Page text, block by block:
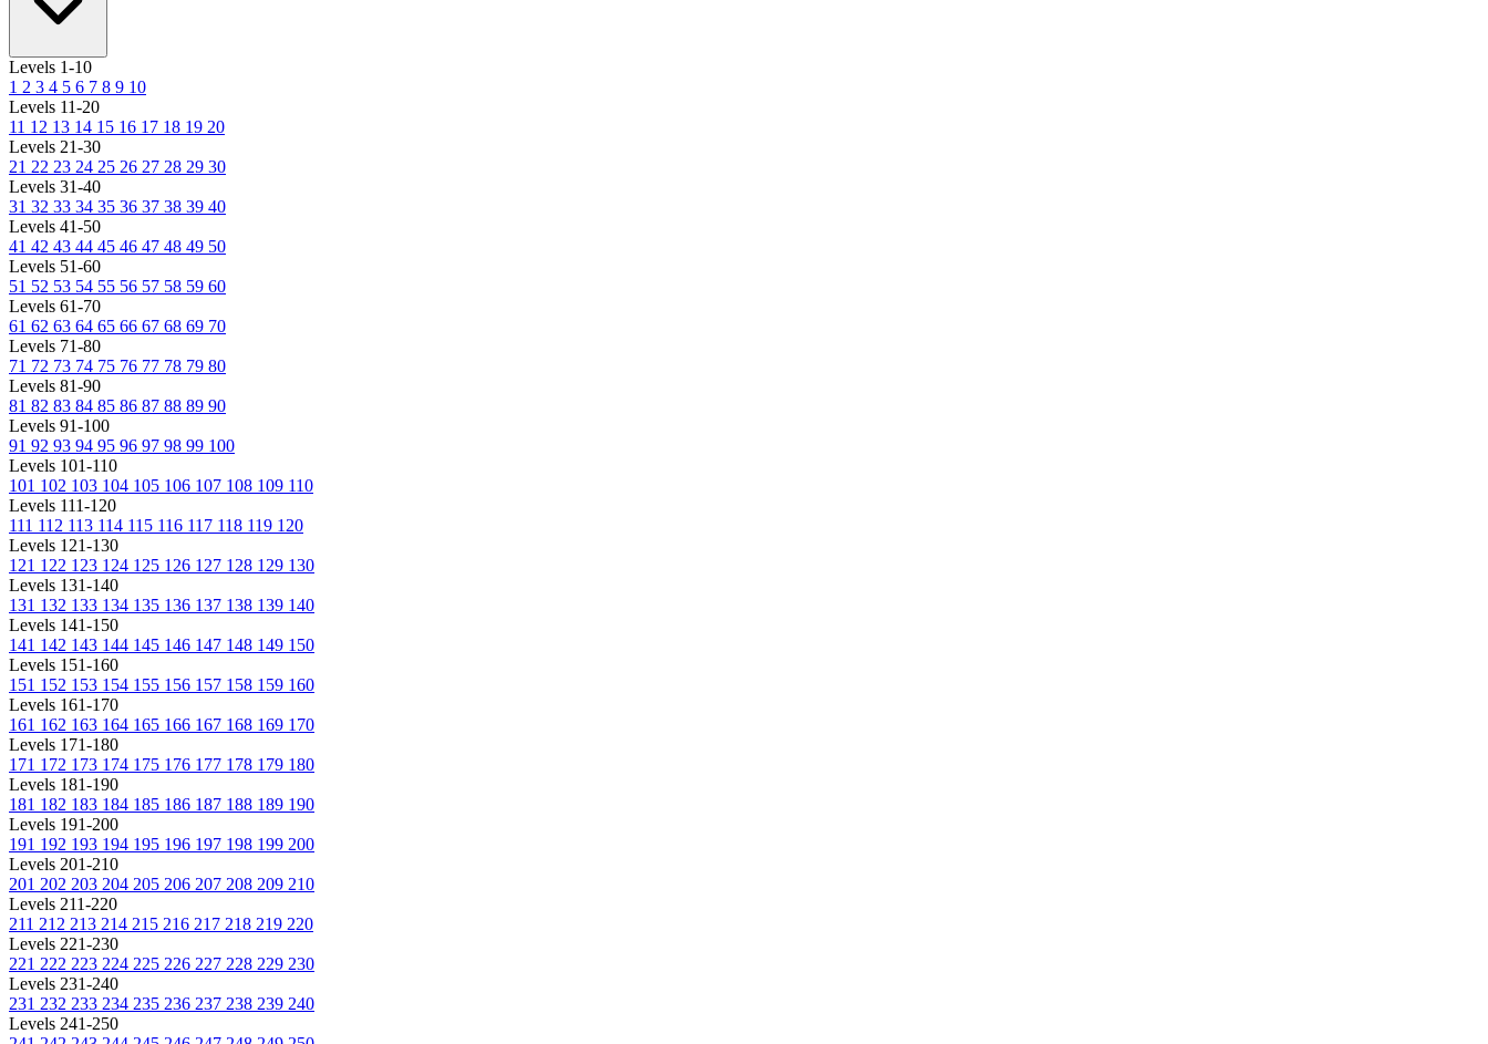
Levels 1-10
1 2 3 4 5 6 7 8 9 10
Levels 11-20
11 12 13 14 15 16 17 18 19 20
Levels 21-30
21 22 23 24 25 26 27 28 29 30
Levels 31-40
31 32 33 34 35 36 37 38 39 40
Levels 41-50
41 42 43 44 45 46 47 48 49 50
Levels 51-60
51 52 53 54 55 56 57 58 59 60
Levels 61-70
61 62 63 64 65 66 67 68 69 70
Levels 71-80
71 72 73 74 75 76 77 78 79 80
Levels 81-90
81 82 83 84 85 86 87 88 89 90
Levels 91-100
91 92 93 94 95 96 97 98 99 100
Levels 101-110
101 102 103 104 105 106 107 108 109 110
Levels 111-120
111 112 113 114 115 116 117 118 119 120
Levels 121-130
121 122 123 124 125 126 127 128 129 130
Levels 131-140
131 132 133 134 135 136 137 138 139 140
Levels 141-150
141 142 143 144 145 146 147 148 149 150
Levels 151-160
151 152 153 154 155 156 157 158 159 160
Levels 161-170
161 162 163 164 165 166 167 168 169 170
Levels 171-180
171 172 173 174 175 176 177 178 179 180
Levels 181-190
181 182 183 184 185 186 187 188 189 190
Levels 191-200
191 192 193 194 195 196 197 198 199 200
Levels 201-210
201 202 203 204 205 206 207 208 209 210
Levels 211-220
211 212 213 214 215 216 217 218 219 220
Levels 221-230
221 222 223 224 225 226 227 228 229 230
Levels 231-240
231 232 233 234 235 236 237 238 239 240
Levels 241-250